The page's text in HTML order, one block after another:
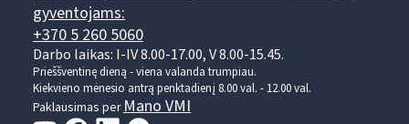
gyventojams:
+370 5 260 5060
Darbo laikas: I-IV 8.00-17.00, V 8.00-15.45.
Prieššventinę dieną - viena valanda trumpiau.
Kiekvieno mėnesio antrą penktadienį 8.00 val. - 12.00 val.
Paklausimas perMano VMI